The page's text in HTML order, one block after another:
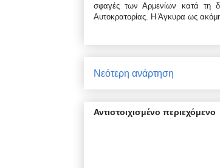
σφαγές των Αρμενίων κατά τη
Αυτοκρατορίας. Η Άγκυρα ως ακόμη
Νεότερη ανάρτηση
Αντιστοιχισμένο περιεχόμενο